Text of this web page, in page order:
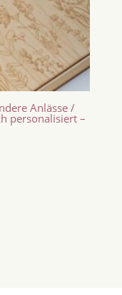
Anlässe /
personalisiert –